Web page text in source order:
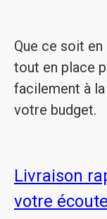
Que ce soit
tout en place
facilement à
votre budget.
Livraison
votre écoute